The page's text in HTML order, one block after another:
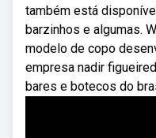
também está
barzinhos e algumas.
modelo de copo
empresa nadir
bares e botecos do